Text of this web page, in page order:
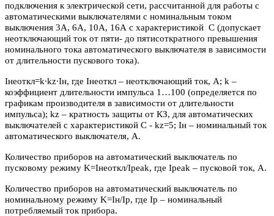
подключения к электрической сети, рассчитанной для работы с
автоматическими выключателями с номинальным током
выключения 3А, 6А, 10А, 16А с характеристикой С (допускает
неотключающий ток от пяти- до пятисоткратного превышения
номинального тока автоматического выключателя в зависимости
от длительности пускового тока).
Iнеоткл=k∙kz∙Iн, где Iнеоткл – неотключающий ток, А; k –
коэффициент длительности импульса 1…100 (определяется по
графикам производителя в зависимости от длительности
импульса); kz – кратность защиты от КЗ, для автоматических
выключателей с характеристикой C - kz=5; Iн – номинальный ток
автоматического выключателя, А.
Количество приборов на автоматический выключатель по
пусковому режиму K=Iнеоткл/Ipeak, где Ipeak – пусковой ток, А.
Количество приборов на автоматический выключатель по
номинальному режиму K=Iн/Iр, где Iр – номинальный
потребляемый ток прибора.